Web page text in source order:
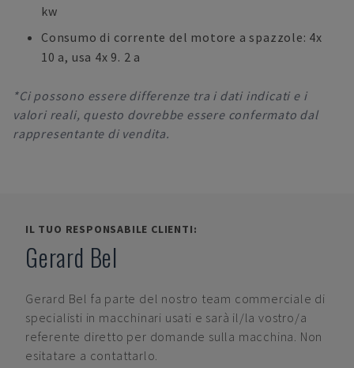
kw
Consumo di corrente del motore a spazzole: 4x
10 a, usa 4x 9. 2 a
*Ci possono essere differenze tra i dati indicati e i
valori reali, questo dovrebbe essere confermato dal
rappresentante di vendita.
IL TUO RESPONSABILE CLIENTI:
Gerard Bel
Gerard Bel fa parte del nostro team commerciale di
specialisti in macchinari usati e sarà il/la vostro/a
referente diretto per domande sulla macchina. Non
esitatare a contattarlo.